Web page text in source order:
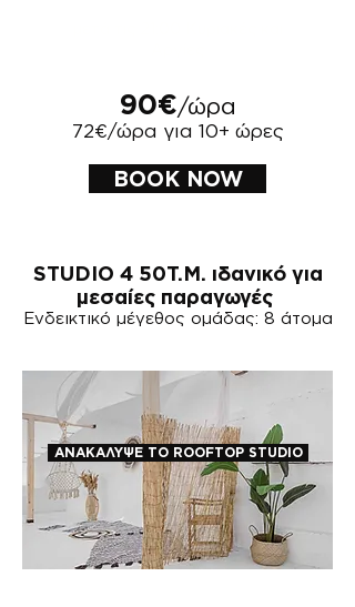
90€/ώρα
72€/ώρα για 10+ ώρες
BOOK NOW
​STUDIO 4 50Τ.Μ. ιδανικό για
μεσαίες παραγωγές
Ενδεικτικό μέγεθος ομάδας: 8 άτομα
ΑΝΑΚΑΛΥΨΕ ΤΟ ROOFTOP STUDIO